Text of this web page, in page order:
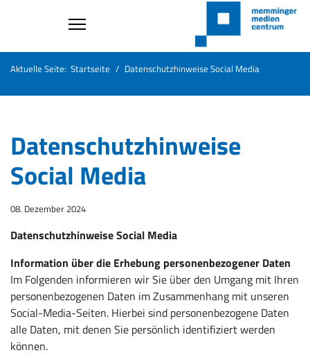
Aktuelle Seite: Startseite Datenschutzhinweise Social Media
Datenschutzhinweise
Social Media
08. Dezember 2024
Datenschutzhinweise Social Media
Information über die Erhebung personenbezogener Daten
Im Folgenden informieren wir Sie über den Umgang mit Ihren
personenbezogenen Daten im Zusammenhang mit unseren
Social-Media-Seiten. Hierbei sind personenbezogene Daten
alle Daten, mit denen Sie persönlich identifiziert werden
können.